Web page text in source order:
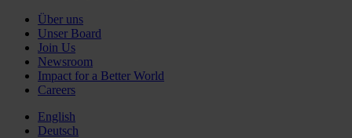
Über uns
Unser Board
Join Us
Newsroom
Impact for a Better World
Careers
English
Deutsch